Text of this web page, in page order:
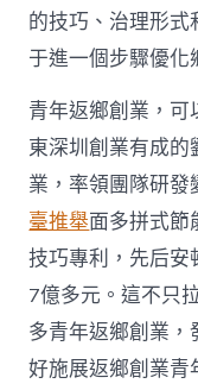
的技巧、治理形式
于進一個步驟優化
青年返鄉創業，可
東深圳創業有成
業，率領團隊研
臺推舉面多拼式節
技巧專利，先后
7億多元。這不只
多青年返鄉創業
好施展返鄉創業青